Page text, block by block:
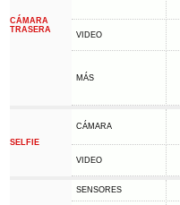
CÁMARA
TRASERA
VIDEO
MÁS
SELFIE
CÁMARA
VIDEO
SENSORES